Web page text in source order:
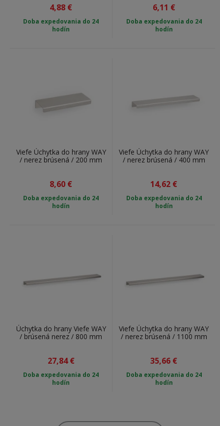
4,88 €
Doba expedovania do 24
hodín
6,11 €
Doba expedovania do 24
hodín
Viefe Úchytka do hrany WAY
/ nerez brúsená / 200 mm
8,60 €
Doba expedovania do 24
hodín
Viefe Úchytka do hrany WAY
/ nerez brúsená / 400 mm
14,62 €
Doba expedovania do 24
hodín
Úchytka do hrany Viefe WAY
/ brúsená nerez / 800 mm
27,84 €
Doba expedovania do 24
hodín
Viefe Úchytka do hrany WAY
/ nerez brúsená / 1100 mm
35,66 €
Doba expedovania do 24
hodín